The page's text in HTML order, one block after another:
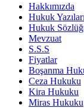
Hakkımızda
Hukuk Yazıları
Hukuk
Mevzuat
S.S.S
Fiyatlar
Boşanma
Ceza Hukuku
Kira Hukuku
Miras Hukuku